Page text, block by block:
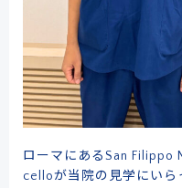
ローマにあるSan Filippo
celloが当院の見学にいら